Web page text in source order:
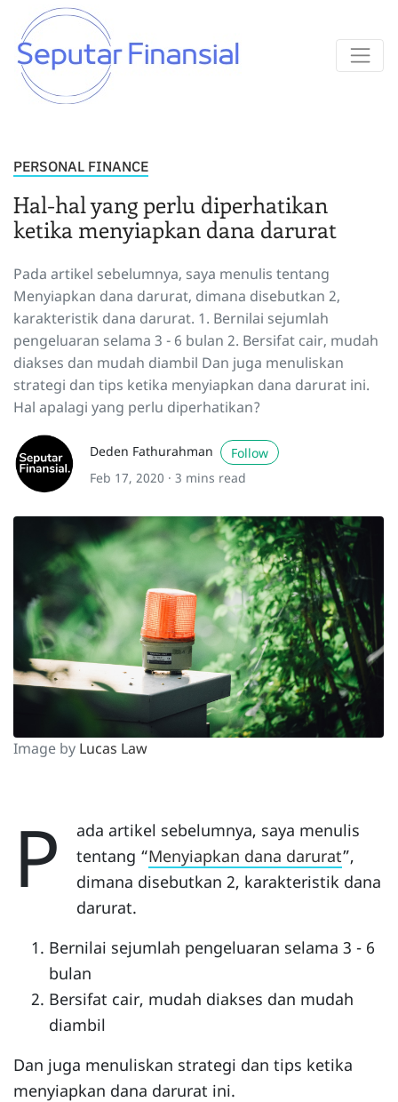
PERSONAL FINANCE
Hal-hal yang perlu diperhatikan
ketika menyiapkan dana darurat
Pada artikel sebelumnya, saya menulis tentang
Menyiapkan dana darurat, dimana disebutkan 2,
karakteristik dana darurat. 1. Bernilai sejumlah
pengeluaran selama 3 - 6 bulan 2. Bersifat cair, mudah
diakses dan mudah diambil Dan juga menuliskan
strategi dan tips ketika menyiapkan dana darurat ini.
Hal apalagi yang perlu diperhatikan?
Deden Fathurahman
Follow
Feb 17, 2020 · 3 mins read
Image by Lucas Law
P
ada artikel sebelumnya, saya menulis
tentang “Menyiapkan dana darurat”,
dimana disebutkan 2, karakteristik dana
darurat.
Bernilai sejumlah pengeluaran selama 3 - 6
bulan
Bersifat cair, mudah diakses dan mudah
diambil
Dan juga menuliskan strategi dan tips ketika
menyiapkan dana darurat ini.